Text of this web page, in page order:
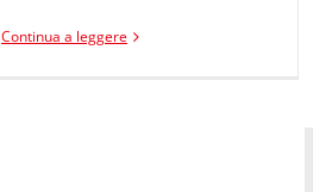
Continua a leggere